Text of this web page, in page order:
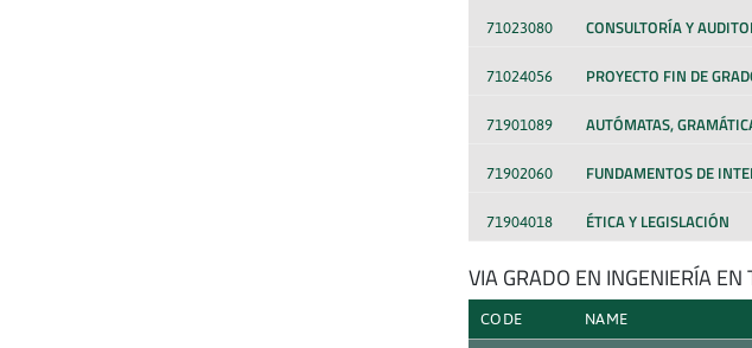
71023080 CONSULTORÍA Y
71024056 PROYECTO FIN DE
71901089 AUTÓMATAS,
71902060 FUNDAMENTOS DE
71904018 ÉTICA Y LEGISLACIÓN
VIA GRADO EN INGENIERÍA
CODE NAME